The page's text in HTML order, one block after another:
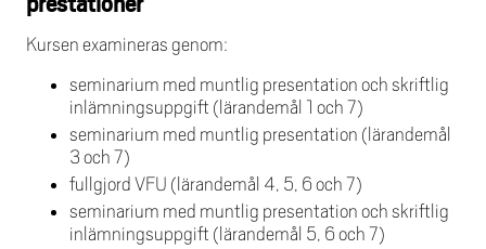
Kursen examineras genom:
seminarium med muntlig presentation och skriftlig
inlämningsuppgift (lärandemål 1 och 7)
seminarium med muntlig presentation (lärandemål
3 och 7)
fullgjord VFU (lärandemål 4, 5, 6 och 7)
seminarium med muntlig presentation och skriftlig
inlämningsuppgift (lärandemål 5, 6 och 7)